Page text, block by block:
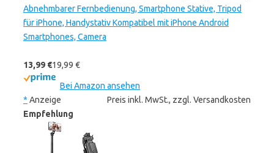
Abnehmbarer Fernbedienung, Smartphone Stative, Tripod
für iPhone, Handystativ Kompatibel mit iPhone Android
Smartphones, Camera
13,99 €19,99 €
Bei Amazon ansehen
* Anzeige
Preis inkl. MwSt., zzgl. Versandkosten
Empfehlung